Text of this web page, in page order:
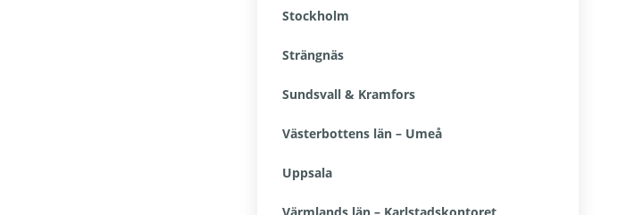
Stockholm
Strängnäs
Sundsvall & Kramfors
Västerbottens län – Umeå
Uppsala